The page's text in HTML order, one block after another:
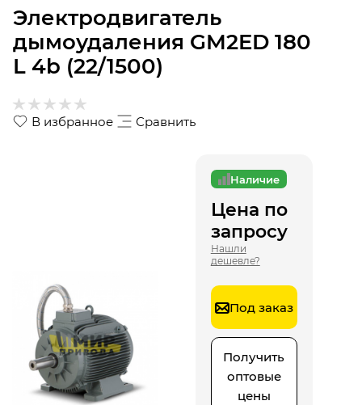
Электродвигатель
дымоудаления GM2ED 180
L 4b (22/1500)
В избранное Сравнить
Наличие
Цена по
запросу
Нашли
дешевле?
Под заказ
Получить
оптовые
цены